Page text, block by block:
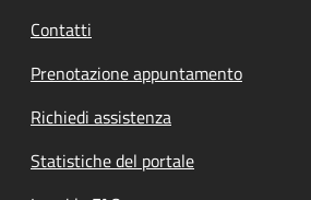
Contatti
Prenotazione appuntamento
Richiedi assistenza
Statistiche del portale